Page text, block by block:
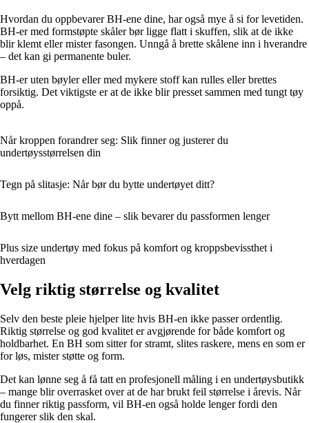
Hvordan du oppbevarer BH-ene dine, har også mye å si for levetiden.
BH-er med formstøpte skåler bør ligge flatt i skuffen, slik at de ikke
blir klemt eller mister fasongen. Unngå å brette skålene inn i hverandre
– det kan gi permanente buler.
BH-er uten bøyler eller med mykere stoff kan rulles eller brettes
forsiktig. Det viktigste er at de ikke blir presset sammen med tungt tøy
oppå.
Når kroppen forandrer seg: Slik finner og justerer du
undertøysstørrelsen din
Tegn på slitasje: Når bør du bytte undertøyet ditt?
Bytt mellom BH-ene dine – slik bevarer du passformen lenger
Plus size undertøy med fokus på komfort og kroppsbevissthet i
hverdagen
Velg riktig størrelse og kvalitet
Selv den beste pleie hjelper lite hvis BH-en ikke passer ordentlig.
Riktig størrelse og god kvalitet er avgjørende for både komfort og
holdbarhet. En BH som sitter for stramt, slites raskere, mens en som er
for løs, mister støtte og form.
Det kan lønne seg å få tatt en profesjonell måling i en undertøysbutikk
– mange blir overrasket over at de har brukt feil størrelse i årevis. Når
du finner riktig passform, vil BH-en også holde lenger fordi den
fungerer slik den skal.